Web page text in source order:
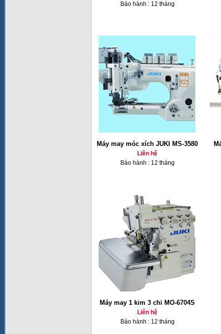
Bảo hành : 12 tháng
Máy may móc xích JUKI MS-3580
Liên hệ
Bảo hành : 12 tháng
Máy may 1 kim 3 chỉ MO-6704S
Liên hệ
Bảo hành : 12 tháng